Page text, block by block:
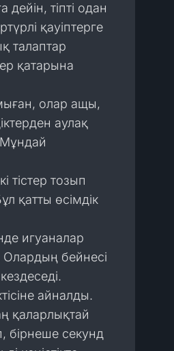
тіпті одан
қауіптерге
талаптар
қатарына
олар ащы,
аулақ
Мұндай
тістер тозып
қатты өсімдік
игуаналар
бейнесі
айналды.
қаларлықтай
бірнеше секунд